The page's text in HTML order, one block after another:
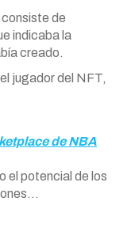
de
indicaba la
creado.
jugador del NFT,
de NBA
el potencial de los